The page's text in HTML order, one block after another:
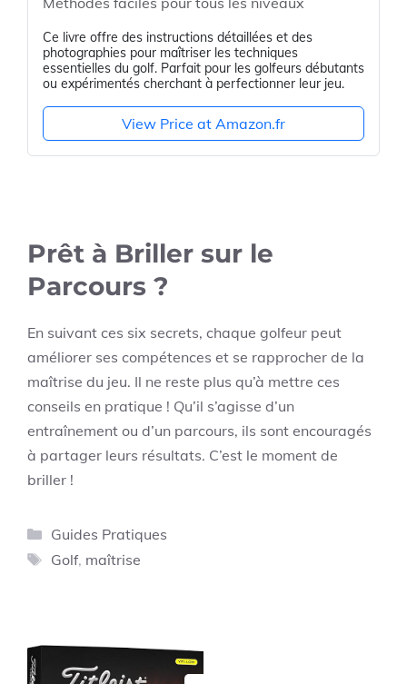
Ce livre offre des instructions détaillées et des
photographies pour maîtriser les techniques
essentielles du golf. Parfait pour les golfeurs débutants
ou expérimentés cherchant à perfectionner leur jeu.
View Price at Amazon.fr
Prêt à Briller sur le
Parcours ?
En suivant ces six secrets, chaque golfeur peut
améliorer ses compétences et se rapprocher de la
maîtrise du jeu. Il ne reste plus qu’à mettre ces
conseils en pratique ! Qu’il s’agisse d’un
entraînement ou d’un parcours, ils sont encouragés
à partager leurs résultats. C’est le moment de
briller !
Catégories
Guides Pratiques
Étiquettes
Golf, maîtrise